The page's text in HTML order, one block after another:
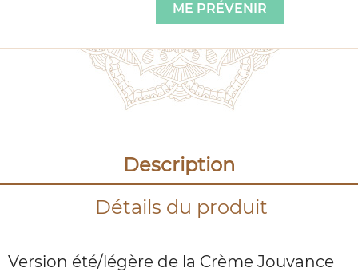
ME PRÉVENIR
Description
Détails du produit
Version été/légère de la Crème Jouvance